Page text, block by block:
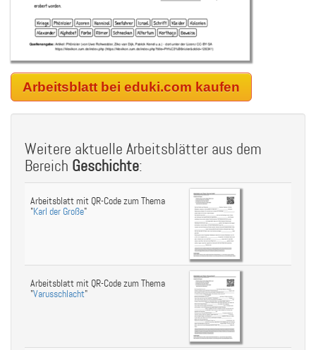
Arbeitsblatt bei eduki.com kaufen
Weitere aktuelle Arbeitsblätter aus dem
Bereich Geschichte:
Arbeitsblatt mit QR-Code zum Thema
"Karl der Große"
Arbeitsblatt mit QR-Code zum Thema
"Varusschlacht"